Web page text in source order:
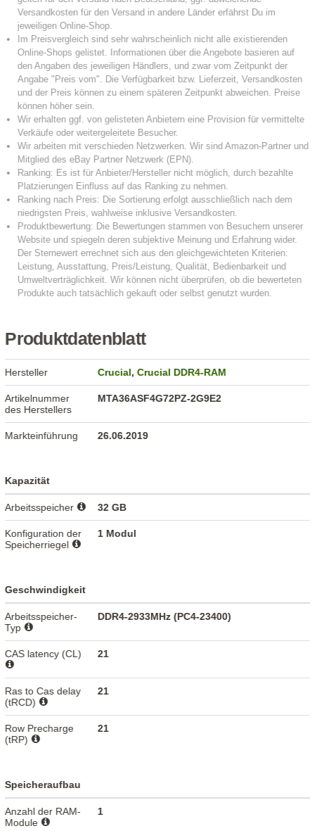
Produktdatenblatt
Hersteller Crucial,Crucial DDR4-RAM
Artikelnummer
des Herstellers
MTA36ASF4G72PZ-2G9E2
Markteinführung 26.06.2019
Kapazität
Arbeitsspeicher 32 GB
Konfiguration der
Speicherriegel
1 Modul
Geschwindigkeit
Arbeitsspeicher-
Typ
DDR4-2933MHz (PC4-23400)
CAS latency (CL) 21
Ras to Cas delay
(tRCD)
21
Row Precharge
(tRP)
21
Speicheraufbau
Anzahl der RAM-
Module
1